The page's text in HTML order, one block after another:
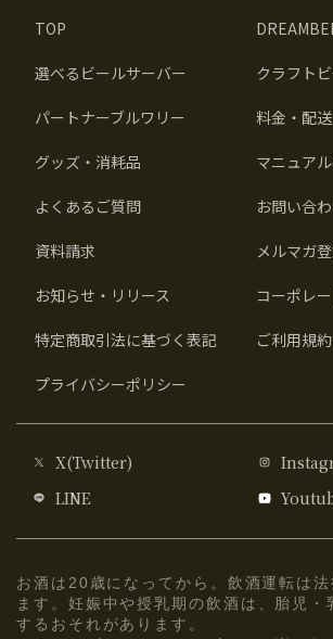
TOP
選べるビールサーバー クラフト
パートナーブルワリー 料金・配
グッズ・消耗品 マニュア
よくあるご質問 お問い合
資料請求 メルマガ
お知らせ・リリース コーポレ
特定商取引法に基づく表記 ご利用規約
プライバシーポリシー
X(Twitter)
LINE
お酒は20歳になってから。飲酒運転は
ます。妊娠中や授乳期の飲酒は、胎児・
するおそれがあります。